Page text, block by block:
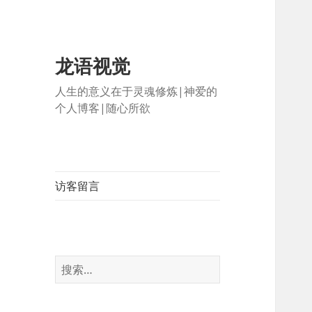
龙语视觉
人生的意义在于灵魂修炼|神爱的
个人博客|随心所欲
访客留言
搜
索：